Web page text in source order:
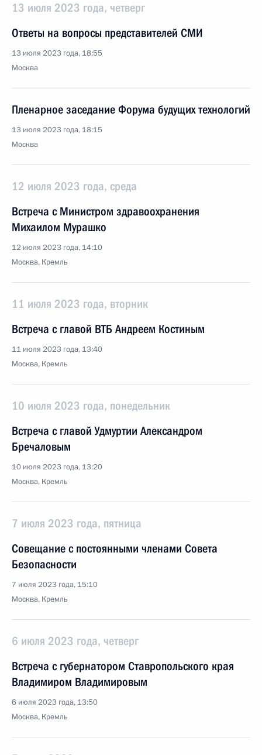
13 июля 2023 года, четверг
Ответы на вопросы представителей СМИ
13 июля 2023 года, 18:55
Москва
Пленарное заседание Форума будущих технологий
13 июля 2023 года, 18:15
Москва
12 июля 2023 года, среда
Встреча с Министром здравоохранения
Михаилом Мурашко
12 июля 2023 года, 14:10
Москва, Кремль
11 июля 2023 года, вторник
Встреча с главой ВТБ Андреем Костиным
11 июля 2023 года, 13:40
Москва, Кремль
10 июля 2023 года, понедельник
Встреча с главой Удмуртии Александром
Бречаловым
10 июля 2023 года, 13:20
Москва, Кремль
7 июля 2023 года, пятница
Совещание с постоянными членами Совета
Безопасности
7 июля 2023 года, 15:10
Москва, Кремль
6 июля 2023 года, четверг
Встреча с губернатором Ставропольского края
Владимиром Владимировым
6 июля 2023 года, 13:50
Москва, Кремль